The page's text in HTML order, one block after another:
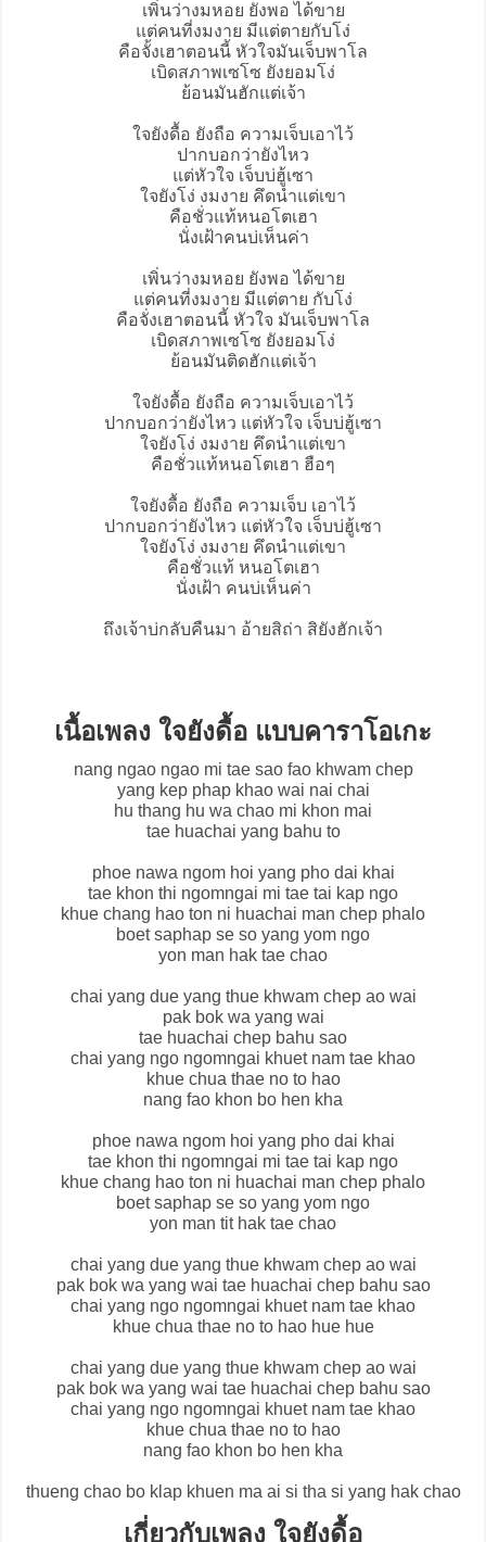
เพิ่นว่างมหอย ยังพอ ได้ขาย
แต่คนที่งมงาย มีแต่ตายกับโง่
คือจั้งเฮาตอนนี้ หัวใจมันเจ็บพาโล
เบิดสภาพเซโซ ยังยอมโง่
ย้อนมันฮักแต่เจ้า
ใจยังดื้อ ยังถือ ความเจ็บเอาไว้
ปากบอกว่ายังไหว
แต่หัวใจ เจ็บบ่ฮู้เซา
ใจยังโง่ งมงาย คึดนำแต่เขา
คือชั่วแท้หนอโตเฮา
นั่งเฝ้าคนบ่เห็นค่า
เพิ่นว่างมหอย ยังพอ ได้ขาย
แต่คนที่งมงาย มีแต่ตาย กับโง่
คือจั่งเฮาตอนนี้ หัวใจ มันเจ็บพาโล
เบิดสภาพเซโซ ยังยอมโง่
ย้อนมันติดฮักแต่เจ้า
ใจยังดื้อ ยังถือ ความเจ็บเอาไว้
ปากบอกว่ายังไหว แต่หัวใจ เจ็บบ่ฮู้เซา
ใจยังโง่ งมงาย คึดนำแต่เขา
คือชั่วแท้หนอโตเฮา ฮือๆ
ใจยังดื้อ ยังถือ ความเจ็บ เอาไว้
ปากบอกว่ายังไหว แต่หัวใจ เจ็บบ่ฮู้เซา
ใจยังโง่ งมงาย คึดนำแต่เขา
คือชั่วแท้ หนอโตเฮา
นั่งเฝ้า คนบ่เห็นค่า
ถึงเจ้าบ่กลับคืนมา อ้ายสิถ่า สิยังฮักเจ้า
เนื้อเพลง ใจยังดื้อ แบบคาราโอเกะ
nang ngao ngao mi tae sao fao khwam chep
yang kep phap khao wai nai chai
hu thang hu wa chao mi khon mai
tae huachai yang bahu to
phoe nawa ngom hoi yang pho dai khai
tae khon thi ngomngai mi tae tai kap ngo
khue chang hao ton ni huachai man chep phalo
boet saphap se so yang yom ngo
yon man hak tae chao
chai yang due yang thue khwam chep ao wai
pak bok wa yang wai
tae huachai chep bahu sao
chai yang ngo ngomngai khuet nam tae khao
khue chua thae no to hao
nang fao khon bo hen kha
phoe nawa ngom hoi yang pho dai khai
tae khon thi ngomngai mi tae tai kap ngo
khue chang hao ton ni huachai man chep phalo
boet saphap se so yang yom ngo
yon man tit hak tae chao
chai yang due yang thue khwam chep ao wai
pak bok wa yang wai tae huachai chep bahu sao
chai yang ngo ngomngai khuet nam tae khao
khue chua thae no to hao hue hue
chai yang due yang thue khwam chep ao wai
pak bok wa yang wai tae huachai chep bahu sao
chai yang ngo ngomngai khuet nam tae khao
khue chua thae no to hao
nang fao khon bo hen kha
thueng chao bo klap khuen ma ai si tha si yang hak chao
เกี่ยวกับเพลง ใจยังดื้อ